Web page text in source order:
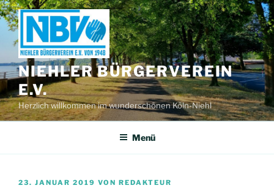
Zum
Inhalt
springen
NIEHLER BÜRGERVEREIN
E.V.
Herzlich willkommen im wunderschönen Köln-Niehl
Menü
VERÖFFENTLICHT
23. JANUAR 2019 VON REDAKTEUR